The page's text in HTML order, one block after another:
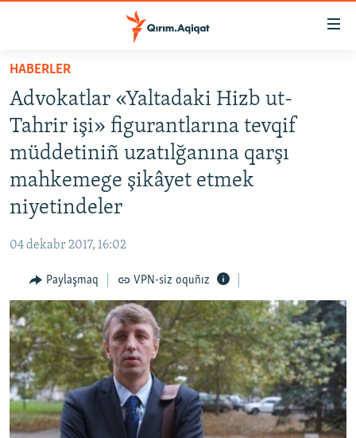
Esas
qaytmaq
Baş
navigatsiyağa
qaytmaq
Qıdıruvğa
qaytmaq
HABERLER
SİYASET
İQTİSADİYAT
CEMİYET
MEDENİYET
SÜRET
BLOGLAR
FİKİR
Русский
Українською
HABERLER
Advokatlar «Yaltadaki Hizb ut-
Tahrir işi» figurantlarına tevqif
müddetiniñ uzatılğanına qarşı
mahkemege şikâyet etmek
niyetindeler
04 dekabr 2017, 16:02
Paylaşmaq VPN-siz oquñız